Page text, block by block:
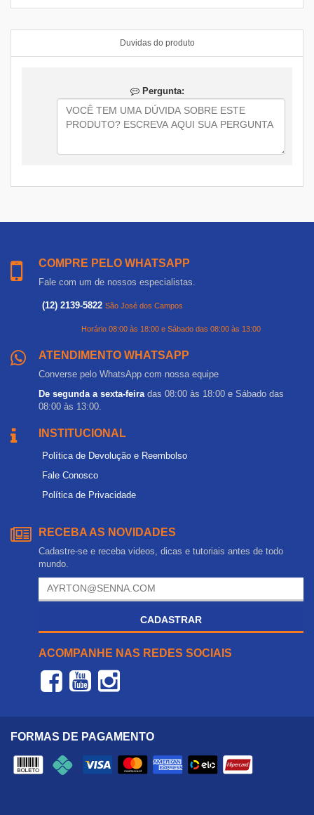
Duvidas do produto
Pergunta:
COMPRE PELO WHATSAPP
Fale com um de nossos especialistas.
(12) 2139-5822 São José dos Campos
Horário 08:00 às 18:00 e Sábado das 08:00 às 13:00
ATENDIMENTO WHATSAPP
Converse pelo WhatsApp com nossa equipe
De segunda a sexta-feira das 08:00 às 18:00 e Sábado das
08:00 às 13:00.
INSTITUCIONAL
Política de Devolução e Reembolso
Fale Conosco
Política de Privacidade
RECEBA AS NOVIDADES
Cadastre-se e receba videos, dicas e tutoriais antes de todo
mundo.
CADASTRAR
ACOMPANHE NAS REDES SOCIAIS
FORMAS DE PAGAMENTO